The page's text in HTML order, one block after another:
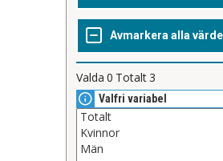
Valda 0 Totalt3
Valfri variabel